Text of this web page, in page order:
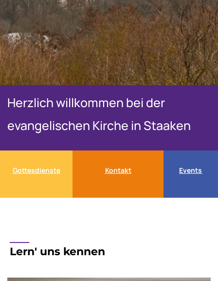
Herzlich willkommen bei der
evangelischen Kirche in Staaken
Gottesdienste Kontakt Events
Lern' uns kennen